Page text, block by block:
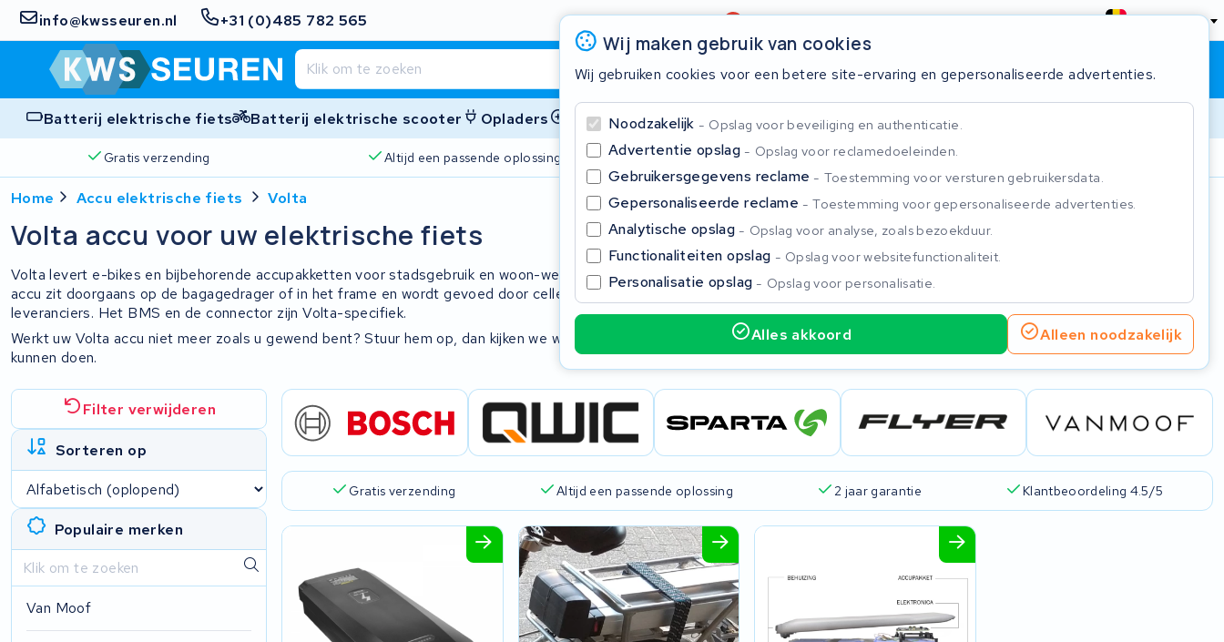
info@kwsseuren.nl +31 (0)485 782 565 Beoordeling4,6/5 België
Winkelwagen Inloggen
Batterij elektrische fiets Batterij elektrische scooter Opladers Accessoires
Gratis verzending Altijd een passende oplossing 2 jaar garantie
Wij maken gebruik van cookies
Wij gebruiken cookies voor een betere site-ervaring en gepersonaliseerde advertenties.
Noodzakelijk Opslag voor beveiliging en authenticatie.
Advertentie opslag Opslag voor reclamedoeleinden.
Gebruikersgegevens reclame Toestemming voor versturen gebruikersdata.
Gepersonaliseerde reclame Toestemming voor gepersonaliseerde advertenties.
Analytische opslag Opslag voor analyse, zoals bezoekduur.
Functionaliteiten opslag Opslag voor websitefunctionaliteit.
Personalisatie opslag Opslag voor personalisatie.
Alles akkoord Alleen noodzakelijk
Home Accu elektrische fiets Volta
Volta accu voor uw elektrische fiets
Volta levert e-bikes en bijbehorende accupakketten voor stadsgebruik en woon-werkverkeer. De
accu zit doorgaans op de bagagedrager of in het frame en wordt gevoed door cellen van bekende
leveranciers. Het BMS en de connector zijn Volta-specifiek.
Werkt uw Volta accu niet meer zoals u gewend bent? Stuur hem op, dan kijken we wat we voor u
kunnen doen.
Filter verwijderen
Sorteren op
Populaire merken
Van Moof
Gratis verzending Altijd een passende oplossing 2 jaar garantie Klantbeoordeling 4.5/5
Sluiten
Begin te typen in de zoekbalk om te zoeken